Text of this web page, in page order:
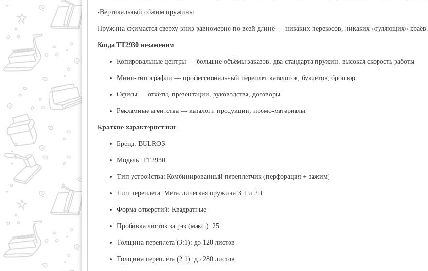
-Вертикальный обжим пружины
Пружина сжимается сверху вниз равномерно по всей длине — никаких перекосов, никаких «гуляющих» краёв.
Когда TT2930 незаменим
Копировальные центры — большие объёмы заказов, два стандарта пружин, высокая скорость работы
Мини-типографии — профессиональный переплет каталогов, буклетов, брошюр
Офисы — отчёты, презентации, руководства, договоры
Рекламные агентства — каталоги продукции, промо-материалы
Краткие характеристики
Бренд: BULROS
Модель: TT2930
Тип устройства: Комбинированный переплетчик (перфорация + зажим)
Тип переплета: Металлическая пружина 3:1 и 2:1
Форма отверстий: Квадратные
Пробивка листов за раз (макс.): 25
Толщина переплета (3:1): до 120 листов
Толщина переплета (2:1): до 280 листов